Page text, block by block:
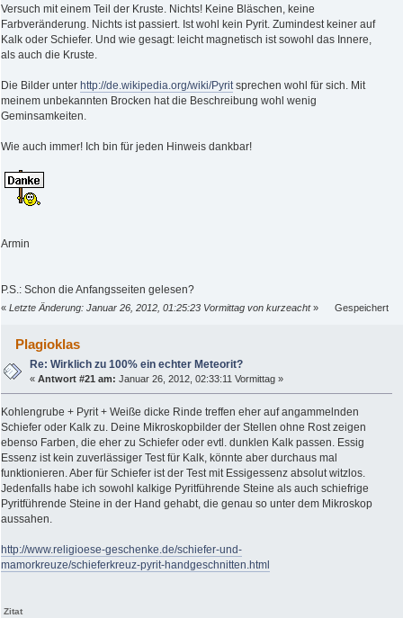
Versuch mit einem Teil der Kruste. Nichts! Keine Bläschen, keine
Farbveränderung. Nichts ist passiert. Ist wohl kein Pyrit. Zumindest keiner auf
Kalk oder Schiefer. Und wie gesagt: leicht magnetisch ist sowohl das Innere,
als auch die Kruste.
Die Bilder unter http://de.wikipedia.org/wiki/Pyritsprechen wohl für sich. Mit
meinem unbekannten Brocken hat die Beschreibung wohl wenig
Geminsamkeiten.
Wie auch immer! Ich bin für jeden Hinweis dankbar!
Armin
P.S.: Schon die Anfangsseiten gelesen?
« Letzte Änderung: Januar 26, 2012, 01:25:23 Vormittag von kurzeacht» Gespeichert
Plagioklas
Re: Wirklich zu 100% ein echter Meteorit?
«Antwort #21 am: Januar 26, 2012, 02:33:11 Vormittag »
Kohlengrube + Pyrit + Weiße dicke Rinde treffen eher auf angammelnden
Schiefer oder Kalk zu. Deine Mikroskopbilder der Stellen ohne Rost zeigen
ebenso Farben, die eher zu Schiefer oder evtl. dunklen Kalk passen. Essig
Essenz ist kein zuverlässiger Test für Kalk, könnte aber durchaus mal
funktionieren. Aber für Schiefer ist der Test mit Essigessenz absolut witzlos.
Jedenfalls habe ich sowohl kalkige Pyritführende Steine als auch schiefrige
Pyritführende Steine in der Hand gehabt, die genau so unter dem Mikroskop
aussahen.
http://www.religioese-geschenke.de/schiefer-und-
mamorkreuze/schieferkreuz-pyrit-handgeschnitten.html
Zitat